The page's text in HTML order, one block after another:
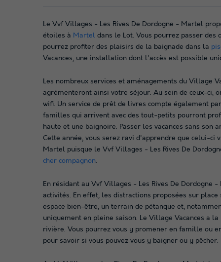
Le Vvf Villages - Les Rives De Dordogne - Martel
étoiles à Martel dans le Lot. Vous pourrez passer des
pourrez profiter des plaisirs de la baignade dans la
Vacances, une installation dont l'accès est possible
Les nombreux services et aménagements du Village
agrémenteront ainsi votre séjour. Au sein de ceux-ci,
wifi. Un service de prêt de livres compte également
familles qui arrivent avec des tout-petits pourront
haute et une baignoire. Passer les vacances sans
Cette année, vous serez ravi d'apprendre que celui-ci
Martel puisque le Vvf Villages - Les Rives De
cher compagnon.
En résidant au Vvf Villages - Les Rives De Dordogne
activités. En effet, les distractions proposées sur
espace bien-être, un terrain de pétanque et,
uniquement en pleine saison. Le Village Vacances a
rivière. Vous pourrez vous y promener en famille ou
pour savoir si vous pouvez vous y baigner ou y pêcher.